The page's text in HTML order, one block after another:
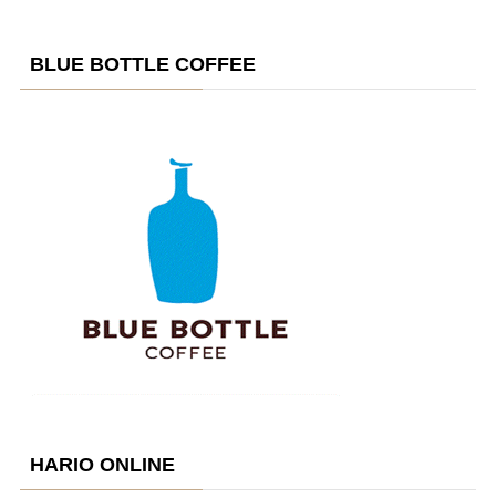
BLUE BOTTLE COFFEE
HARIO ONLINE